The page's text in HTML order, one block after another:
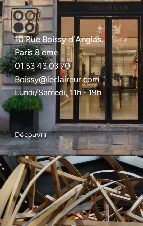
10 Rue Boissy d'Anglas,
Paris 8 eme
01 53 43 03 70
Boissy@leclaireur.com
Lundi/Samedi, 11h - 19h
Découvrir